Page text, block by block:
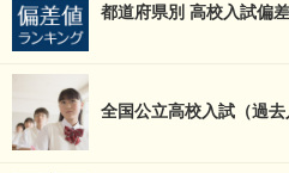
都道府県別 高校入試偏
全国公立高校入試（過去